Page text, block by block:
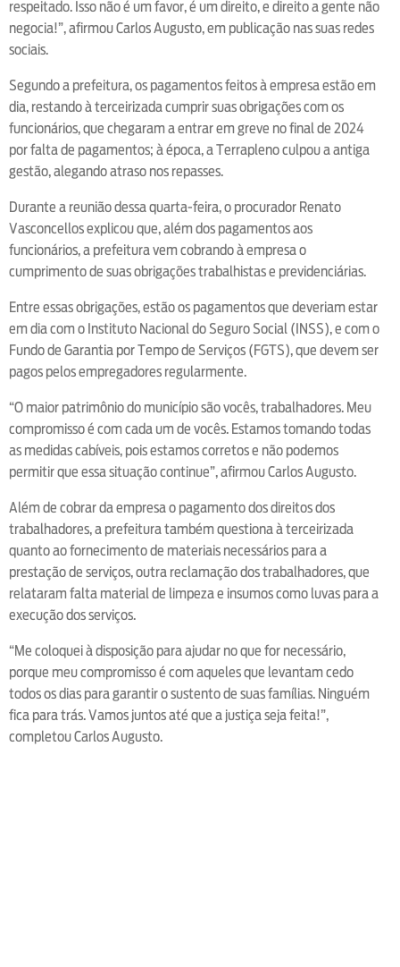
respeitado. Isso não é um favor, é um direito, e direito a gente não
negocia!”, afirmou Carlos Augusto, em publicação nas suas redes
sociais.
Segundo a prefeitura, os pagamentos feitos à empresa estão em
dia, restando à terceirizada cumprir suas obrigações com os
funcionários, que chegaram a entrar em greve no final de 2024
por falta de pagamentos; à época, a Terrapleno culpou a antiga
gestão, alegando atraso nos repasses.
Durante a reunião dessa quarta-feira, o procurador Renato
Vasconcellos explicou que, além dos pagamentos aos
funcionários, a prefeitura vem cobrando à empresa o
cumprimento de suas obrigações trabalhistas e previdenciárias.
Entre essas obrigações, estão os pagamentos que deveriam estar
em dia com o Instituto Nacional do Seguro Social (INSS), e com o
Fundo de Garantia por Tempo de Serviços (FGTS), que devem ser
pagos pelos empregadores regularmente.
“O maior patrimônio do município são vocês, trabalhadores. Meu
compromisso é com cada um de vocês. Estamos tomando todas
as medidas cabíveis, pois estamos corretos e não podemos
permitir que essa situação continue”, afirmou Carlos Augusto.
Além de cobrar da empresa o pagamento dos direitos dos
trabalhadores, a prefeitura também questiona à terceirizada
quanto ao fornecimento de materiais necessários para a
prestação de serviços, outra reclamação dos trabalhadores, que
relataram falta material de limpeza e insumos como luvas para a
execução dos serviços.
“Me coloquei à disposição para ajudar no que for necessário,
porque meu compromisso é com aqueles que levantam cedo
todos os dias para garantir o sustento de suas famílias. Ninguém
fica para trás. Vamos juntos até que a justiça seja feita!”,
completou Carlos Augusto.